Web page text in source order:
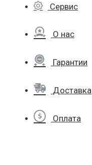
Сервис
О нас
Гарантии
Доставка
Оплата